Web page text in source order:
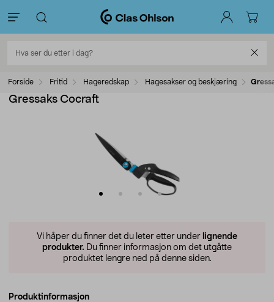
Forside Fritid Hageredskap Hagesakser og beskjæring
Gressaks Cocraft
Vi håper du finner det du leter etter under lignende
produkter. Du finner informasjon om det utgåtte
produktet lengre ned på denne siden.
Produktinformasjon